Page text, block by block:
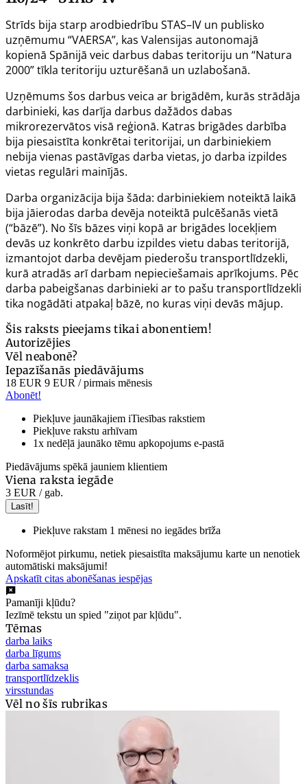
Strīds bija starp arodbiedrību STAS–IV un publisko
uzņēmumu “VAERSA”, kas Valensijas autonomajā
kopienā Spānijā veic darbus dabas teritoriju un “Natura
2000” tīkla teritoriju uzturēšanā un uzlabošanā.
Uzņēmums šos darbus veica ar brigādēm, kurās strādāja
darbinieki, kas darīja darbus dažādos dabas
mikrorezervātos visā reģionā. Katras brigādes darbība
bija piesaistīta konkrētai teritorijai, un darbiniekiem
nebija vienas pastāvīgas darba vietas, jo darba izpildes
vietas regulāri mainījās.
Darba organizācija bija šāda: darbiniekiem noteiktā laikā
bija jāierodas darba devēja noteiktā pulcēšanās vietā
(“bāzē”). No šīs bāzes viņi kopā ar brigādes locekļiem
devās uz konkrēto darbu izpildes vietu dabas teritorijā,
izmantojot darba devējam piederošu transportlīdzekli,
kurā atradās arī darbam nepieciešamais aprīkojums. Pēc
darba pabeigšanas darbinieki ar to pašu transportlīdzekli
tika nogādāti atpakaļ bāzē, no kuras viņi devās mājup.
Šis raksts pieejams tikai abonentiem!
Autorizējies
Vēl neabonē?
Iepazīšanās piedāvājums
18 EUR 9 EUR / pirmais mēnesis
Abonēt!
Piekļuve jaunākajiem iTiesības rakstiem
Piekļuve rakstu arhīvam
1x nedēļā jaunāko tēmu apkopojums e-pastā
Piedāvājums spēkā jauniem klientiem
Viena raksta iegāde
3 EUR / gab.
Lasīt!
Piekļuve rakstam 1 mēnesi no iegādes brīža
Noformējot pirkumu, netiek piesaistīta maksājumu karte un nenotiek
automātiski maksājumi!
Apskatīt citas abonēšanas iespējas
Pamanīji kļūdu?
Iezīmē tekstu un spied "ziņot par kļūdu".
Tēmas
darba laiks
darba līgums
darba samaksa
transportlīdzeklis
virsstundas
Vēl no šīs rubrikas